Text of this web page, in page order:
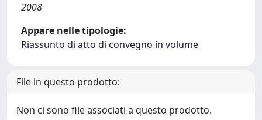
2008
Appare nelle tipologie:
Riassunto di atto di convegno in volume
File in questo prodotto:
Non ci sono file associati a questo prodotto.